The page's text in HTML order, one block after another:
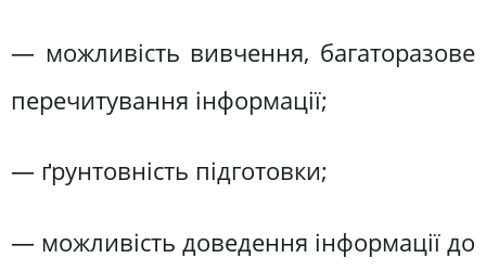
— можливість вивчення, багаторазове
перечитування інформації;
— ґрунтовність підготовки;
— можливість доведення інформації до